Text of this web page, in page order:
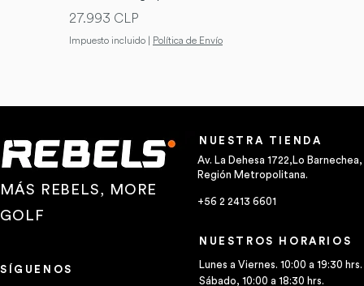
Precio
27.993 CLP
Impuesto incluido | Política de Envío
MÁS REBELS, MORE
GOLF
SÍGUENOS
NUESTRA TIENDA
Av. La Dehesa 1722,Lo Barnechea,
Región Metropolitana.
+56 2 2413 6601
NUESTROS HORARIOS
Lunes a Viernes. 10:00 a 19:30 hrs.
Sábado, 10:00 a 18:30 hrs.